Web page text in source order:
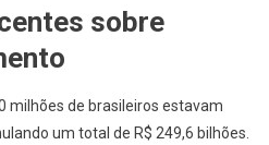
sobre
milhões de brasileiros estavam
um total de R$ 249,6 bilhões.